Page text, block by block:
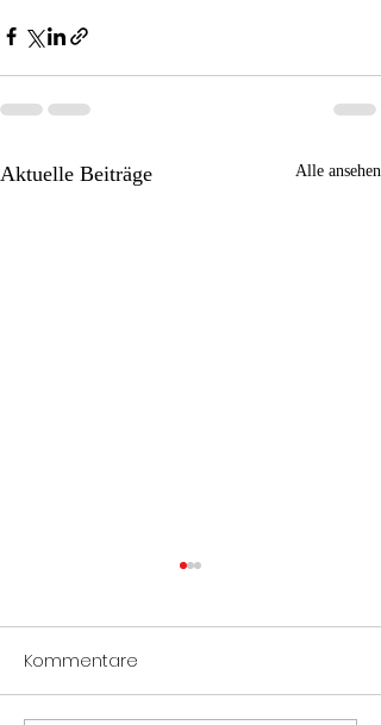
Aktuelle Beiträge Alle ansehen
Kommentare